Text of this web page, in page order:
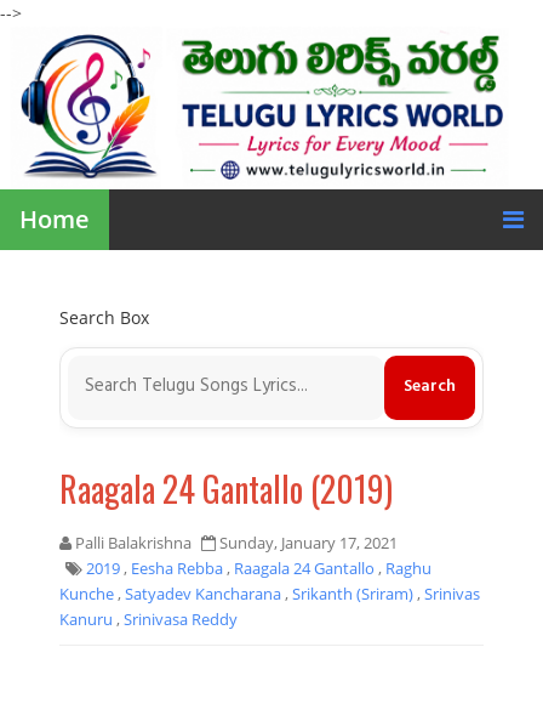
-->
Home
Search Box
Raagala 24 Gantallo (2019)
Palli Balakrishna
Sunday, January 17, 2021
2019, Eesha Rebba, Raagala 24 Gantallo , Raghu
Kunche,Satyadev Kancharana,Srikanth (Sriram),Srinivas
Kanuru ,Srinivasa Reddy